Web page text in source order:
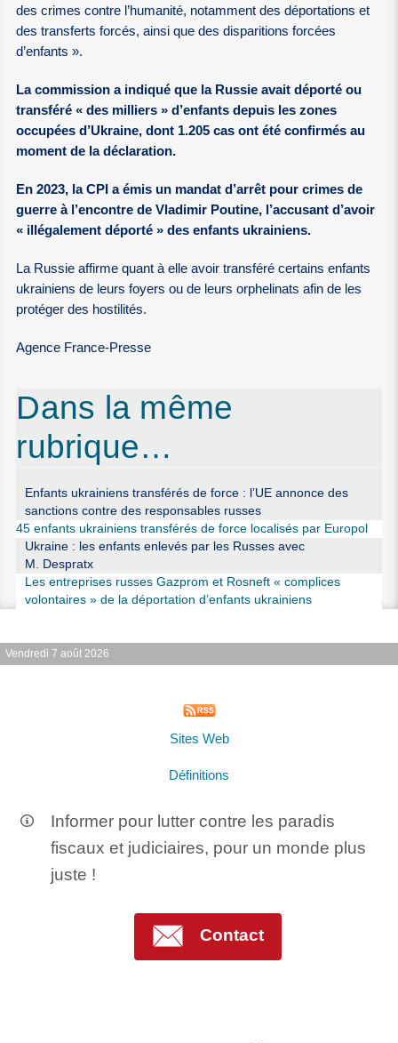
des crimes contre l’humanité, notamment des déportations et
des transferts forcés, ainsi que des disparitions forcées
d’enfants ».
La commission a indiqué que la Russie avait déporté ou
transféré « des milliers » d’enfants depuis les zones
occupées d’Ukraine, dont 1.205 cas ont été confirmés au
moment de la déclaration.
En 2023, la CPI a émis un mandat d’arrêt pour crimes de
guerre à l’encontre de Vladimir Poutine, l’accusant d’avoir
« illégalement déporté » des enfants ukrainiens.
La Russie affirme quant à elle avoir transféré certains enfants
ukrainiens de leurs foyers ou de leurs orphelinats afin de les
protéger des hostilités.
Agence France-Presse
Dans la même
rubrique…
Enfants ukrainiens transférés de force : l’UE annonce des
sanctions contre des responsables russes
45 enfants ukrainiens transférés de force localisés par Europol
Ukraine : les enfants enlevés par les Russes avec
M. Despratx
Les entreprises russes Gazprom et Rosneft « complices
volontaires » de la déportation d’enfants ukrainiens
Vendredi 7 août 2026
Sites Web
Définitions
Informer pour lutter contre les paradis
fiscaux et judiciaires, pour un monde plus
juste !
Contact